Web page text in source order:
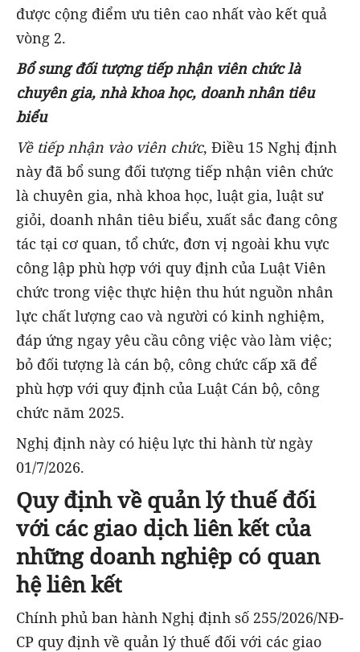
được cộng điểm ưu tiên cao nhất vào kết quả
vòng 2.
Bổ sung đối tượng tiếp nhận viên chức là
chuyên gia, nhà khoa học, doanh nhân tiêu
biểu
Về tiếp nhận vào viên chức, Điều 15 Nghị định
này đã bổ sung đối tượng tiếp nhận viên chức
là chuyên gia, nhà khoa học, luật gia, luật sư
giỏi, doanh nhân tiêu biểu, xuất sắc đang công
tác tại cơ quan, tổ chức, đơn vị ngoài khu vực
công lập phù hợp với quy định của Luật Viên
chức trong việc thực hiện thu hút nguồn nhân
lực chất lượng cao và người có kinh nghiệm,
đáp ứng ngay yêu cầu công việc vào làm việc;
bỏ đối tượng là cán bộ, công chức cấp xã để
phù hợp với quy định của Luật Cán bộ, công
chức năm 2025.
Nghị định này có hiệu lực thi hành từ ngày
01/7/2026.
Quy định về quản lý thuế đối
với các giao dịch liên kết của
những doanh nghiệp có quan
hệ liên kết
Chính phủ ban hành Nghị định số 255/2026/NĐ-
CP quy định về quản lý thuế đối với các giao